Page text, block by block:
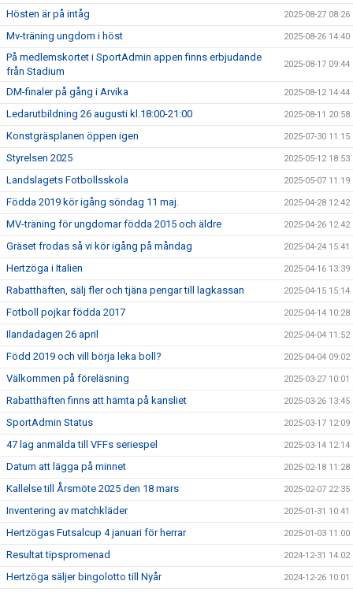
Hösten är på intåg 2025-08-27 08:26
Mv-träning ungdom i höst 2025-08-26 14:40
På medlemskortet i SportAdmin appen finns erbjudande
från Stadium
2025-08-17 09:44
DM-finaler på gång i Arvika 2025-08-12 14:44
Ledarutbildning 26 augusti kl.18:00-21:00 2025-08-11 20:58
Konstgräsplanen öppen igen 2025-07-30 11:15
Styrelsen 2025 2025-05-12 18:53
Landslagets Fotbollsskola 2025-05-07 11:19
Födda 2019 kör igång söndag 11 maj. 2025-04-28 12:42
MV-träning för ungdomar födda 2015 och äldre 2025-04-26 12:42
Gräset frodas så vi kör igång på måndag 2025-04-24 15:41
Hertzöga i Italien 2025-04-16 13:39
Rabatthäften, sälj fler och tjäna pengar till lagkassan 2025-04-15 15:14
Fotboll pojkar födda 2017 2025-04-14 10:28
Ilandadagen 26 april 2025-04-04 11:52
Född 2019 och vill börja leka boll? 2025-04-04 09:02
Välkommen på föreläsning 2025-03-27 10:01
Rabatthäften finns att hämta på kansliet 2025-03-26 13:45
SportAdmin Status 2025-03-17 12:09
47 lag anmälda till VFFs seriespel 2025-03-14 12:14
Datum att lägga på minnet 2025-02-18 11:28
Kallelse till Årsmöte 2025 den 18 mars 2025-02-07 22:35
Inventering av matchkläder 2025-01-31 10:41
Hertzögas Futsalcup 4 januari för herrar 2025-01-03 11:00
Resultat tipspromenad 2024-12-31 14:02
Hertzöga säljer bingolotto till Nyår 2024-12-26 10:01